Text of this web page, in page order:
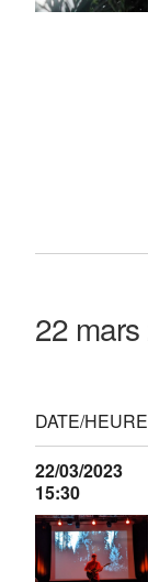
22
DATE/HEURE
22/03/2023
15:30